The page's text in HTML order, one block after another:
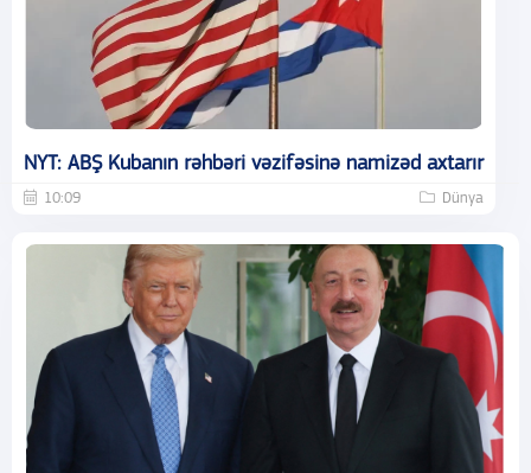
NYT: ABŞ Kubanın rəhbəri vəzifəsinə namizəd axtarır
10:09 Dünya